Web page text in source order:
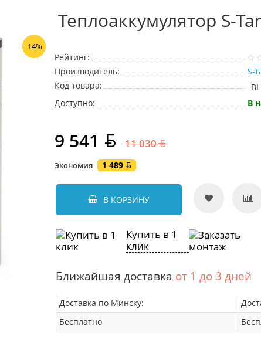
-14%
Теплоаккумулятор S-
Рейтинг:
Производитель:
S-
Код товара:
Доступно:
В
9 541 11 030
Экономия 1 489
В КОРЗИНУ
Купить в 1
клик
Ближайшая доставка от 1 до 3 дней
Доставка по Минску:
Бесплатно